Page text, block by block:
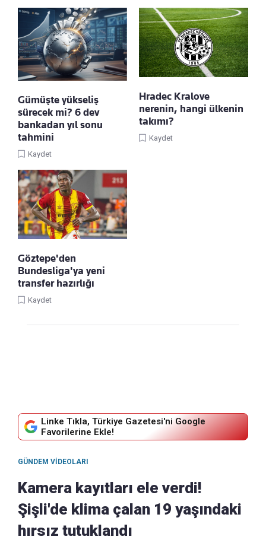
Gümüşte yükseliş
sürecek mi? 6 dev
bankadan yıl sonu
tahmini
Kaydet
Hradec Kralove
nerenin, hangi ülkenin
takımı?
Kaydet
Göztepe'den
Bundesliga'ya yeni
transfer hazırlığı
Kaydet
Linke Tıkla, Türkiye Gazetesi'ni Google
Favorilerine Ekle!
GÜNDEM VIDEOLARI
Kamera kayıtları ele verdi!
Şişli'de klima çalan 19 yaşındaki
hırsız tutuklandı